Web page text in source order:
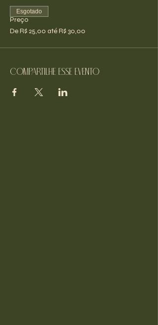
Preço
De R$ 25,00 até R$ 30,00
Esgotado
Compartilhe esse evento